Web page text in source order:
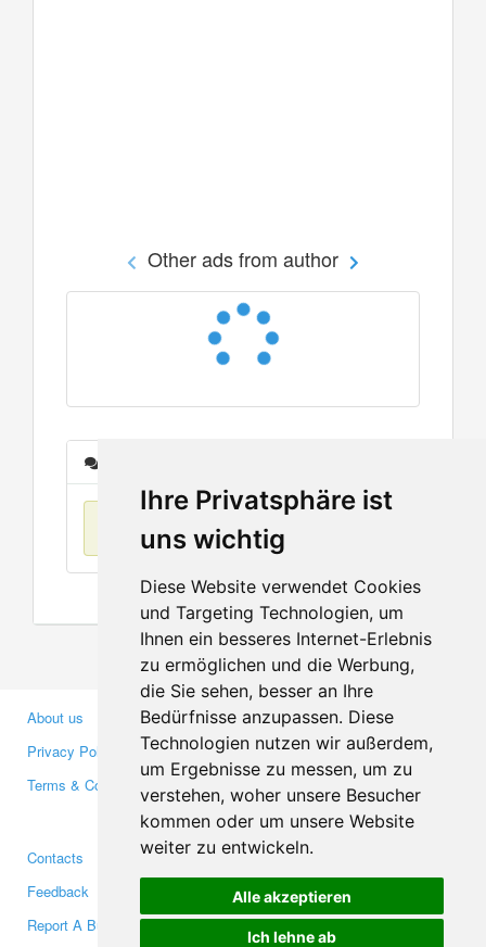
Ihre Privatsphäre ist
uns wichtig
Diese Website verwendet Cookies
und Targeting Technologien, um
Ihnen ein besseres Internet-Erlebnis
zu ermöglichen und die Werbung,
die Sie sehen, besser an Ihre
Bedürfnisse anzupassen. Diese
Technologien nutzen wir außerdem,
um Ergebnisse zu messen, um zu
verstehen, woher unsere Besucher
kommen oder um unsere Website
weiter zu entwickeln.
Alle akzeptieren
Ich lehne ab
Other ads from author
No items found
About us
Privacy Policy
Terms & Conditions
Business Partners
Investors
Media
Contacts
Feedback
Report A Bug
Facebook
Twitter
YouTube